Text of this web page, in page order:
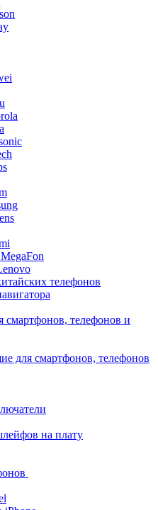
телефонов
телефонов и
для смартфонов, телефонов
на плату